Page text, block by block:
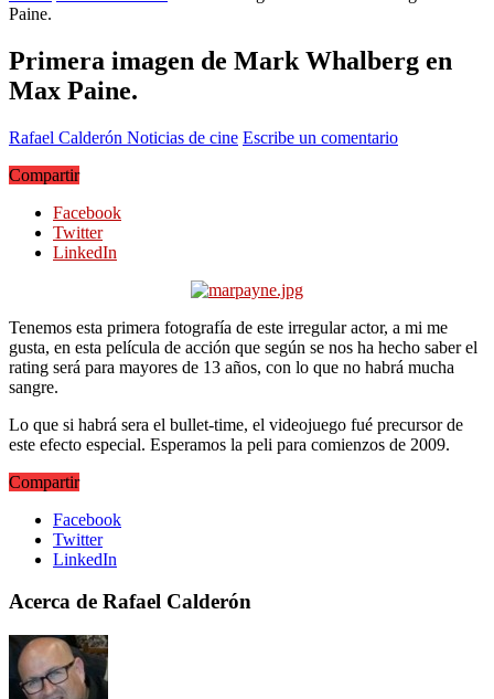
Paine.
Primera imagen de Mark Whalberg en
Max Paine.
Rafael Calderón Noticias de cine Escribe un comentario
Compartir
Facebook
Twitter
LinkedIn
Tenemos esta primera fotografía de este irregular actor, a mi me
gusta, en esta película de acción que según se nos ha hecho saber el
rating será para mayores de 13 años, con lo que no habrá mucha
sangre.
Lo que si habrá sera el bullet-time, el videojuego fué precursor de
este efecto especial. Esperamos la peli para comienzos de 2009.
Compartir
Facebook
Twitter
LinkedIn
Acerca de Rafael Calderón